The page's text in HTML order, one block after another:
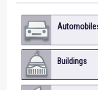
Buildings